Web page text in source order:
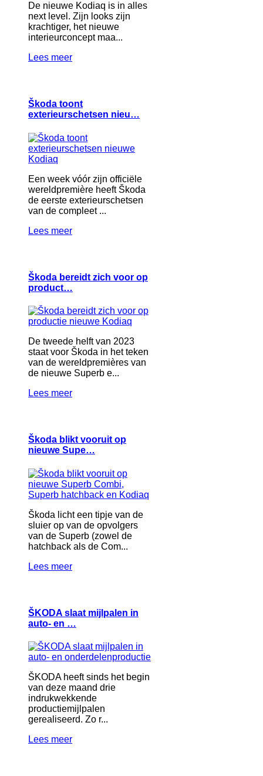
De nieuwe Kodiaq is in alles
next level. Zijn looks zijn
krachtiger, het nieuwe
interieurconcept maa...
Lees meer
Škoda toont
exterieurschetsen nieu…
Een week vóór zijn officiële
wereldpremière heeft Škoda
de eerste exterieurschetsen
van de compleet ...
Lees meer
Škoda bereidt zich voor op
product…
De tweede helft van 2023
staat voor Škoda in het teken
van de wereldpremières van
de nieuwe Superb e...
Lees meer
Škoda blikt vooruit op
nieuwe Supe…
Škoda licht een tipje van de
sluier op van de opvolgers
van de Superb (zowel de
hatchback als de Com...
Lees meer
ŠKODA slaat mijlpalen in
auto- en …
ŠKODA heeft sinds het begin
van deze maand drie
indrukwekkende
productiemijlpalen
gerealiseerd. Zo r...
Lees meer